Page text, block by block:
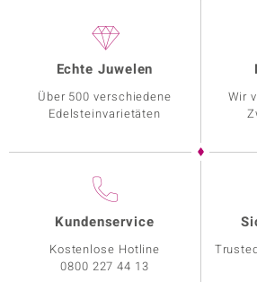
Echte Juwelen
Über 500 verschiedene
Edelsteinvarietäten
Wir
Kundenservice
Kostenlose Hotline
0800 227 44 13